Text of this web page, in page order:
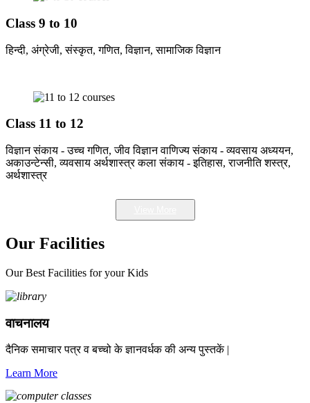
Class 9 to 10
हिन्दी, अंग्रेजी, संस्कृत, गणित, विज्ञान, सामाजिक विज्ञान
Class 11 to 12
विज्ञान संकाय - उच्च गणित, जीव विज्ञान वाणिज्य संकाय - व्यवसाय अध्ययन,
अकाउन्टेन्सी, व्यवसाय अर्थशास्त्र कला संकाय - इतिहास, राजनीति शस्त्र,
अर्थशास्त्र
Our Facilities
Our Best Facilities for your Kids
वाचनालय
दैनिक समाचार पत्र व बच्चो के ज्ञानवर्धक की अन्य पुस्तकें |
Learn More